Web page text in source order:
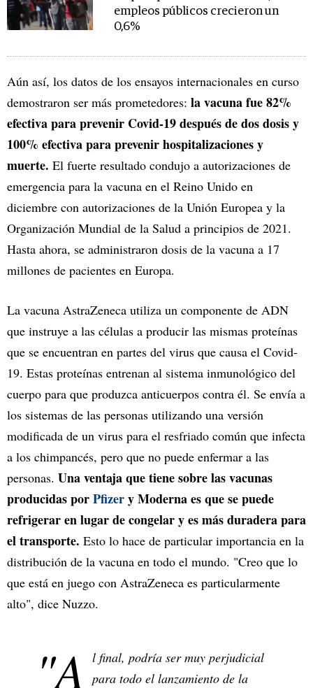
empleos públicos crecieron un
0,6%
Aún así, los datos de los ensayos internacionales en curso
demostraron ser más prometedores: la vacuna fue 82%
efectiva para prevenir Covid-19 después de dos dosis y
100% efectiva para prevenir hospitalizaciones y
muerte. El fuerte resultado condujo a autorizaciones de
emergencia para la vacuna en el Reino Unido en
diciembre con autorizaciones de la Unión Europea y la
Organización Mundial de la Salud a principios de 2021.
Hasta ahora, se administraron dosis de la vacuna a 17
millones de pacientes en Europa.
La vacuna AstraZeneca utiliza un componente de ADN
que instruye a las células a producir las mismas proteínas
que se encuentran en partes del virus que causa el Covid-
19. Estas proteínas entrenan al sistema inmunológico del
cuerpo para que produzca anticuerpos contra él. Se envía a
los sistemas de las personas utilizando una versión
modificada de un virus para el resfriado común que infecta
a los chimpancés, pero que no puede enfermar a las
personas. Una ventaja que tiene sobre las vacunas
producidas porPfizery Moderna es que se puede
refrigerar en lugar de congelar y es más duradera para
el transporte. Esto lo hace de particular importancia en la
distribución de la vacuna en todo el mundo. "Creo que lo
que está en juego con AstraZeneca es particularmente
alto", dice Nuzzo.
"A l final, podría ser muy perjudicial
para todo el lanzamiento de la